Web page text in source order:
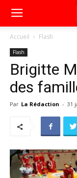
Accueil Flash
Flash
Brigitte
des
Par La Rédaction - 31